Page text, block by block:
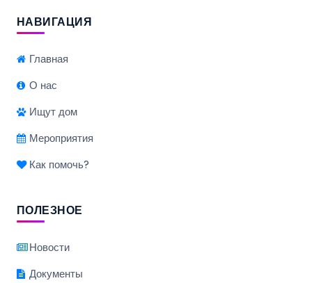
НАВИГАЦИЯ
Главная
О нас
Ищут дом
Мероприятия
Как помочь?
ПОЛЕЗНОЕ
Новости
Документы